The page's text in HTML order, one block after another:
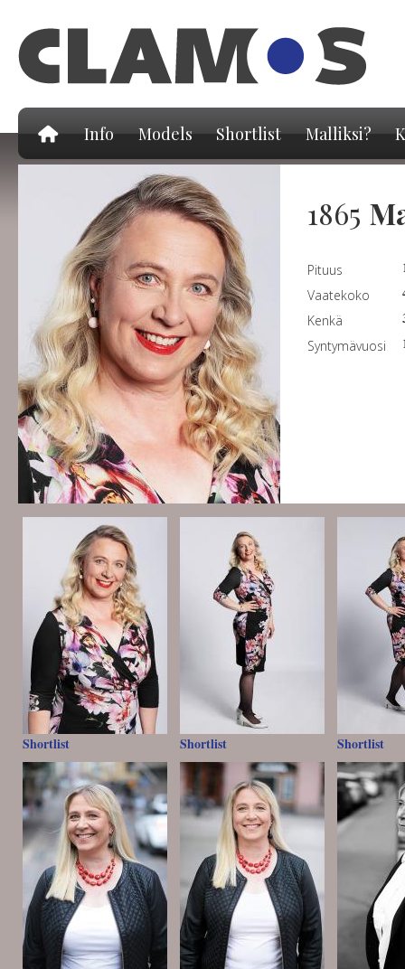
Info Models Shortlist Malliksi?
1865
Pituus
Vaatekoko
Kenkä
Syntymävuosi
Shortlist Shortlist Shortlist